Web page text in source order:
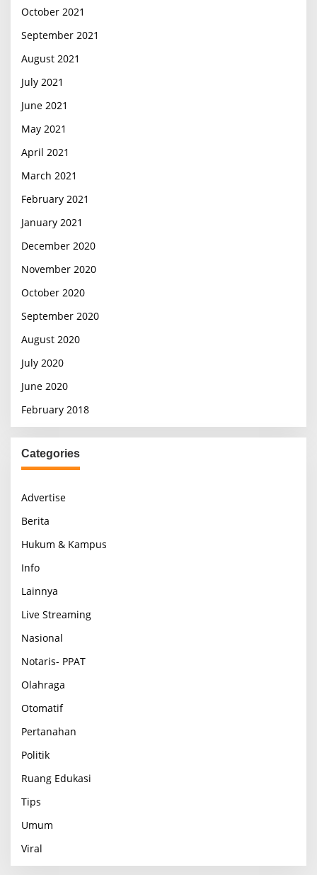
October 2021
September 2021
August 2021
July 2021
June 2021
May 2021
April 2021
March 2021
February 2021
January 2021
December 2020
November 2020
October 2020
September 2020
August 2020
July 2020
June 2020
February 2018
Categories
Advertise
Berita
Hukum & Kampus
Info
Lainnya
Live Streaming
Nasional
Notaris- PPAT
Olahraga
Otomatif
Pertanahan
Politik
Ruang Edukasi
Tips
Umum
Viral